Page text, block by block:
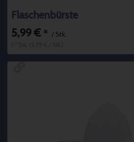
Flaschenbürste
5,99 € * / Stk.